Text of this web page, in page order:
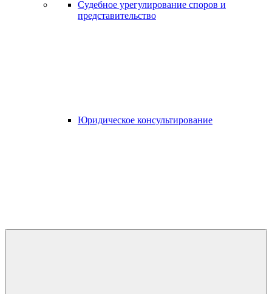
Судебное урегулирование споров и
представительство
Юридическое консультирование